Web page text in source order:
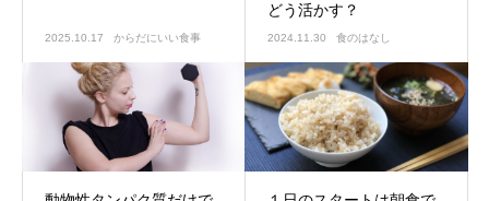
2025.10.17 からだにいい食事
どう活かす？
2024.11.30 食のはなし